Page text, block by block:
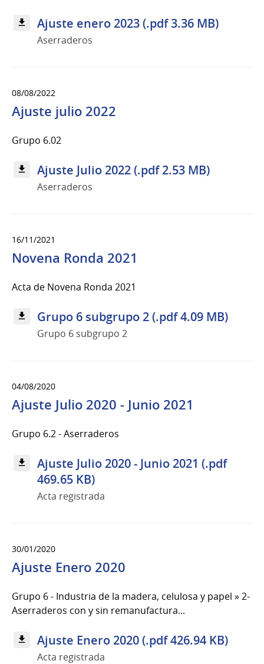
Ajuste enero 2023 (.pdf 3.36 MB)
Aserraderos
08/08/2022
Ajuste julio 2022
Grupo 6.02
Ajuste Julio 2022 (.pdf 2.53 MB)
Aserraderos
16/11/2021
Novena Ronda 2021
Acta de Novena Ronda 2021
Grupo 6 subgrupo 2 (.pdf 4.09 MB)
Grupo 6 subgrupo 2
04/08/2020
Ajuste Julio 2020 - Junio 2021
Grupo 6.2 - Aserraderos
Ajuste Julio 2020 - Junio 2021 (.pdf
469.65 KB)
Acta registrada
30/01/2020
Ajuste Enero 2020
Grupo 6 - Industria de la madera, celulosa y papel » 2-
Aserraderos con y sin remanufactura...
Ajuste Enero 2020 (.pdf 426.94 KB)
Acta registrada